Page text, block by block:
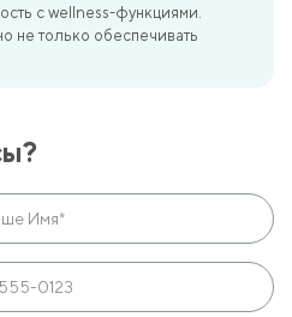
с wellness-функциями.
не только обеспечивать